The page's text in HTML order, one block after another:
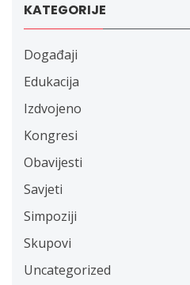
KATEGORIJE
Događaji
Edukacija
Izdvojeno
Kongresi
Obavijesti
Savjeti
Simpoziji
Skupovi
Uncategorized